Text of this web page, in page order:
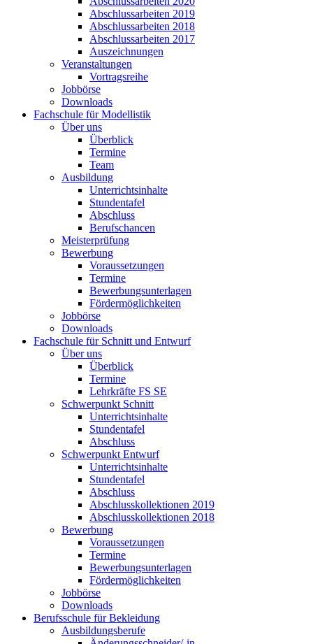
Abschlussarbeiten 2019
Abschlussarbeiten 2018
Abschlussarbeiten 2017
Auszeichnungen
Veranstaltungen
Vortragsreihe
Jobbörse
Downloads
Fachschule für Modellistik
Über uns
Überblick
Termine
Team
Ausbildung
Unterrichtsinhalte
Stundentafel
Abschluss
Berufschancen
Meisterprüfung
Bewerbung
Voraussetzungen
Termine
Bewerbungsunterlagen
Fördermöglichkeiten
Jobbörse
Downloads
Fachschule für Schnitt und Entwurf
Über uns
Überblick
Termine
Lehrkräfte FS SE
Schwerpunkt Schnitt
Unterrichtsinhalte
Stundentafel
Abschluss
Schwerpunkt Entwurf
Unterrichtsinhalte
Stundentafel
Abschluss
Abschlusskollektionen 2019
Abschlusskollektionen 2018
Bewerbung
Voraussetzungen
Termine
Bewerbungsunterlagen
Fördermöglichkeiten
Jobbörse
Downloads
Berufsschule für Bekleidung
Ausbildungsberufe